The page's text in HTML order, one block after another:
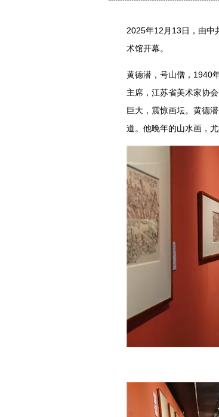
2025年12月13日，由中
术馆开幕。
黄德潜，号山僧，1940
主席，江苏省美术家协
巨大，震惊画坛。黄德
道。他晚年的山水画，